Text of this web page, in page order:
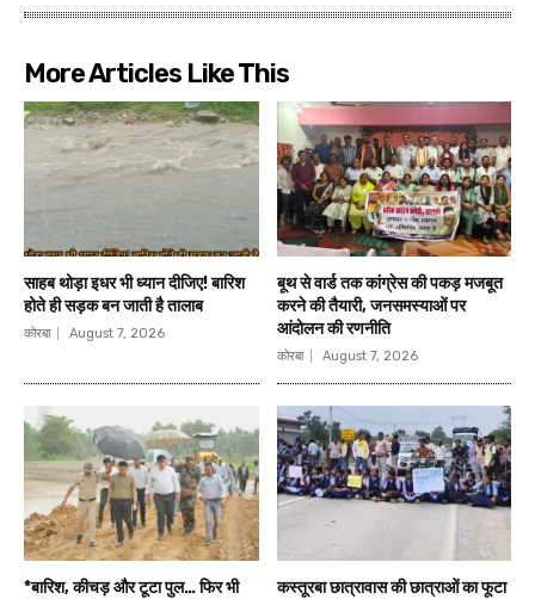
More Articles Like This
साहब थोड़ा इधर भी ध्यान दीजिए! बारिश
होते ही सड़क बन जाती है तालाब
कोरबा August 7, 2026
बूथ से वार्ड तक कांग्रेस की पकड़ मजबूत
करने की तैयारी, जनसमस्याओं पर
आंदोलन की रणनीति
कोरबा August 7, 2026
*बारिश, कीचड़ और टूटा पुल… फिर भी
कस्तूरबा छात्रावास की छात्राओं का फूटा